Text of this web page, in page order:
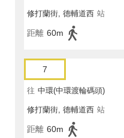
修打蘭街, 德輔道西 站
距離 60m
7
往 中環(中環渡輪碼頭)
修打蘭街, 德輔道西 站
距離 60m